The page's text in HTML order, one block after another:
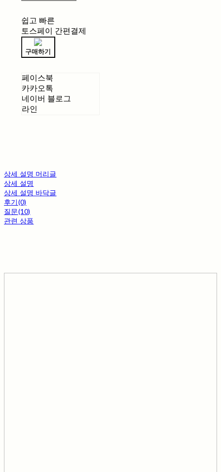
쉽고 빠른
토스페이 간편결제
구매하기
페이스북
카카오톡
네이버 블로그
라인
상세 설명 머리글
상세 설명
상세 설명 바닥글
후기(0)
질문(10)
관련 상품